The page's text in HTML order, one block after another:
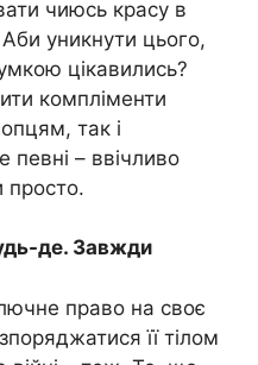
чиюсь красу в
уникнути цього,
цікавились?
компліменти
так і
певні – ввічливо
просто.
де. Завжди
право на своє
її тілом